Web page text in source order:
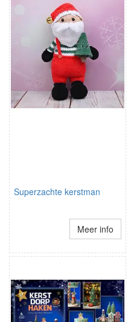
Superzachte kerstman
Meer info